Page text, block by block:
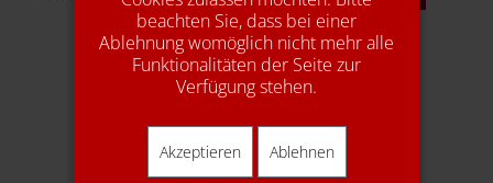
beachten Sie, dass bei einer
Ablehnung womöglich nicht mehr alle
Funktionalitäten der Seite zur
Verfügung stehen.
Akzeptieren Ablehnen